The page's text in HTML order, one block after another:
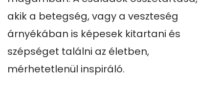
akik a betegség, vagy a veszteség
árnyékában is képesek kitartani és
szépséget találni az életben,
mérhetetlenül inspiráló.